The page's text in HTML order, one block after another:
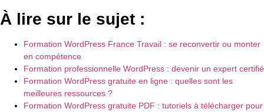
À lire sur le sujet :
Formation WordPress France Travail : se reconvertir ou monter
en compétence
Formation professionnelle WordPress : devenir un expert certifié
Formation WordPress gratuite en ligne : quelles sont les
meilleures ressources ?
Formation WordPress gratuite PDF : tutoriels à télécharger pour